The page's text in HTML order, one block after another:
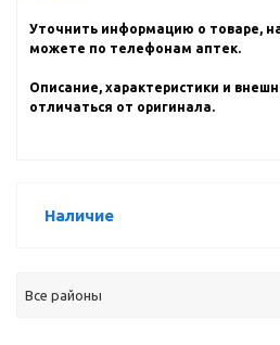
Уточнить информацию о товаре,
можете по телефонам аптек.
Описание, характеристики и
отличаться от оригинала.
Наличие
Все районы